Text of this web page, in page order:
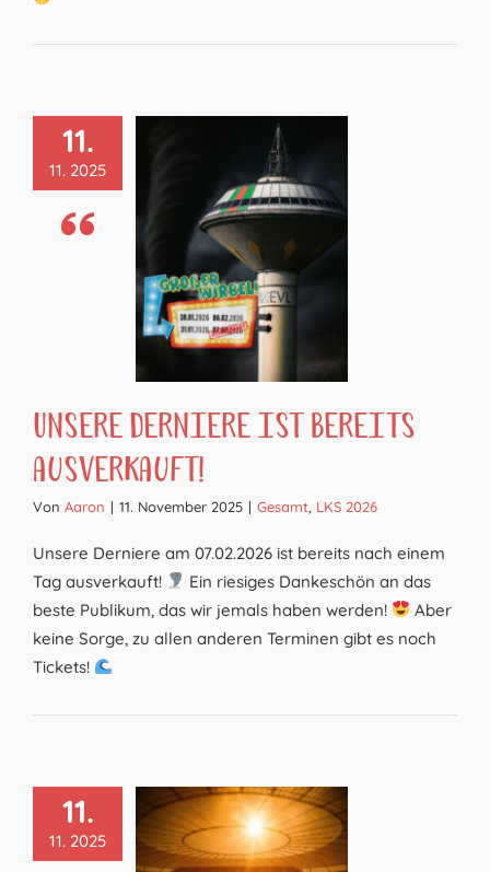
11.
11. 2025
Unsere Derniere ist bereits
ausverkauft!
Von Aaron | 11. November 2025 | Gesamt LKS 2026
Unsere Derniere am 07.02.2026 ist bereits nach einem
Tag ausverkauft!
Ein riesiges Dankeschön an das
beste Publikum, das wir jemals haben werden!
Aber
keine Sorge, zu allen anderen Terminen gibt es noch
Tickets!
11.
11. 2025